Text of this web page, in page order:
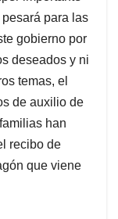
para las
gobierno por
deseados y ni
temas, el
de auxilio de
han
recibo de
que viene